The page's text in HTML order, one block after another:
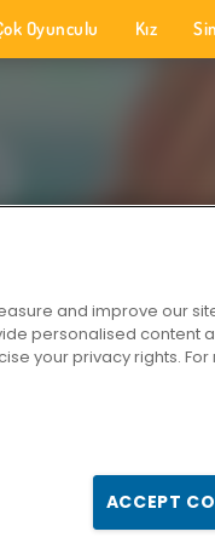
Oyunculu Kız
and improve our
personalised content
your privacy rights.
ACCEPT